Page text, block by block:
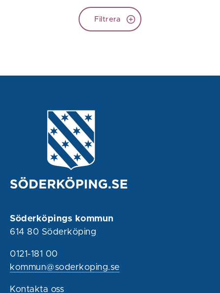
Filtrera
Söderköpings kommun
614 80 Söderköping
0121-181 00
kommun@soderkoping.se
Kontakta oss